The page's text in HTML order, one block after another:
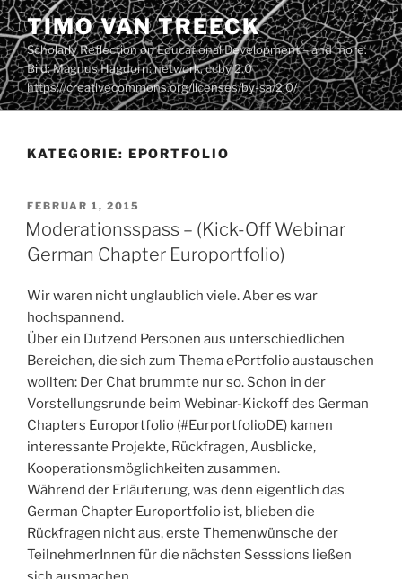
Zum
Inhalt
springen
TIMO VAN TREECK
Scholarly Reflection on Educational Development – and more.
Bild: Magnus Hagdorn: network. ccby 2.0
https://creativecommons.org/licenses/by-sa/2.0/
KATEGORIE: EPORTFOLIO
VERÖFFENTLICHT
AM
FEBRUAR 1, 2015
Moderationsspass – (Kick-Off Webinar
German Chapter Europortfolio)
Wir waren nicht unglaublich viele. Aber es war
hochspannend.
Über ein Dutzend Personen aus unterschiedlichen
Bereichen, die sich zum Thema ePortfolio austauschen
wollten: Der Chat brummte nur so. Schon in der
Vorstellungsrunde beim Webinar-Kickoff des German
Chapters Europortfolio (#EurportfolioDE) kamen
interessante Projekte, Rückfragen, Ausblicke,
Kooperationsmöglichkeiten zusammen.
Während der Erläuterung, was denn eigentlich das
German Chapter Europortfolio ist, blieben die
Rückfragen nicht aus, erste Themenwünsche der
TeilnehmerInnen für die nächsten Sesssions ließen